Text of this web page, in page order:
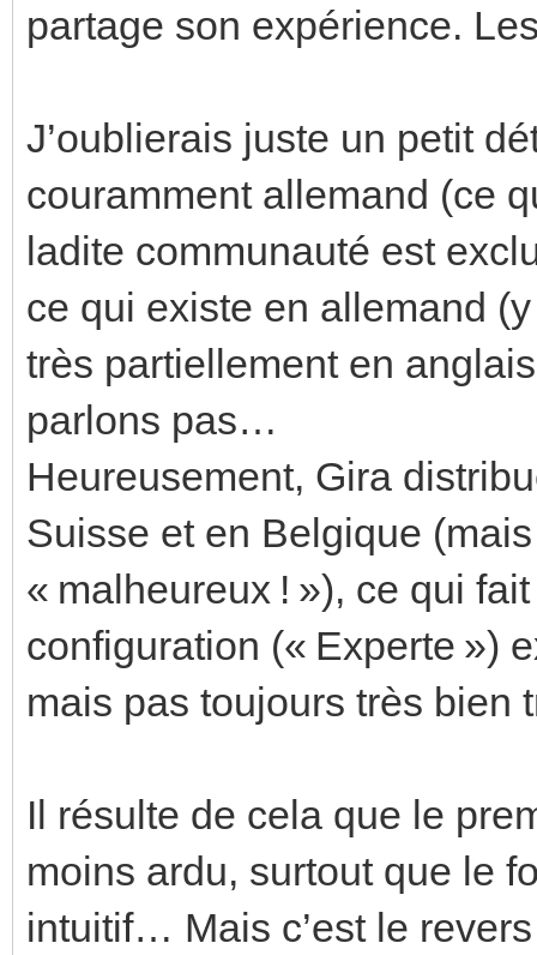
partage son expérience.
J’oublierais juste un petit
couramment allemand (ce
ladite communauté est
ce qui existe en allemand
très partiellement en
parlons pas…
Heureusement, Gira
Suisse et en Belgique
« malheureux ! »), ce qui
configuration (« Experte »)
mais pas toujours très bien
Il résulte de cela que le
moins ardu, surtout que le
intuitif… Mais c’est le